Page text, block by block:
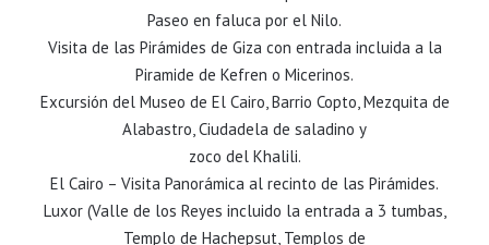
Paseo en faluca por el Nilo.
Visita de las Pirámides de Giza con entrada incluida a la
Piramide de Kefren o Micerinos.
Excursión del Museo de El Cairo, Barrio Copto, Mezquita de
Alabastro, Ciudadela de saladino y
zoco del Khalili.
El Cairo – Visita Panorámica al recinto de las Pirámides.
Luxor (Valle de los Reyes incluido la entrada a 3 tumbas,
Templo de Hachepsut, Templos de